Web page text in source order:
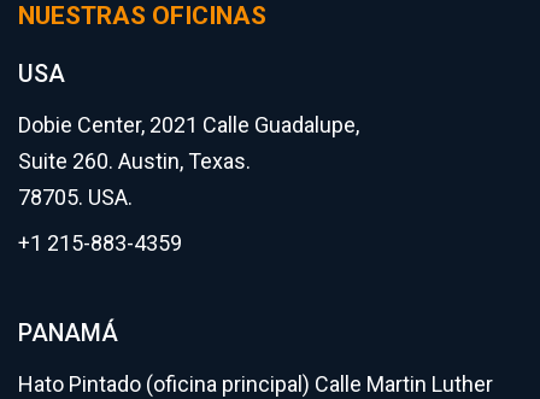
NUESTRAS OFICINAS
USA
Dobie Center, 2021 Calle Guadalupe,
Suite 260. Austin, Texas.
78705. USA.
+1 215-883-4359
PANAMÁ
Hato Pintado (oficina principal) Calle Martin Luther